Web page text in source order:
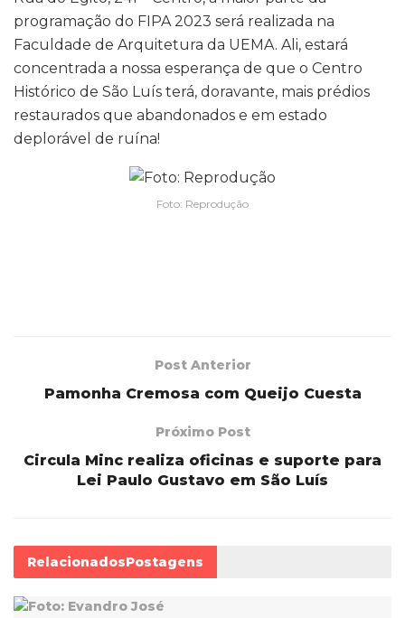
programação do FIPA 2023 será realizada na
Faculdade de Arquitetura da UEMA. Ali, estará
concentrada a nossa esperança de que o Centro
Histórico de São Luís terá, doravante, mais prédios
restaurados que abandonados e em estado
deplorável de ruína!
Foto: Reprodução
Post Anterior
Pamonha Cremosa com Queijo Cuesta
Próximo Post
Circula Minc realiza oficinas e suporte para
Lei Paulo Gustavo em São Luís
RelacionadosPostagens